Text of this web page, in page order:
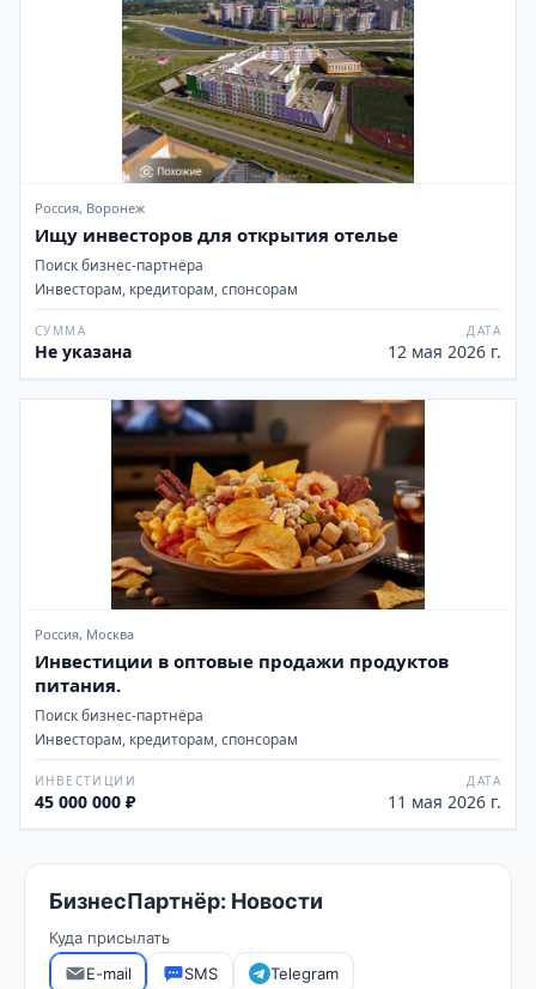
Россия, Воронеж
Ищу инвесторов для открытия отелье
Поиск бизнес-партнёра
Инвесторам, кредиторам, спонсорам
СУММА
Не указана
ДАТА
12 мая 2026 г.
Россия, Москва
Инвестиции в оптовые продажи продуктов
питания.
Поиск бизнес-партнёра
Инвесторам, кредиторам, спонсорам
ИНВЕСТИЦИИ
45 000 000 ₽
ДАТА
11 мая 2026 г.